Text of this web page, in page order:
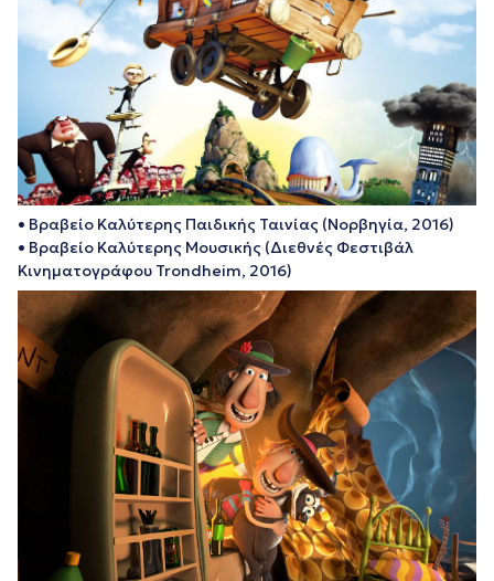
• Βραβείο Καλύτερης Παιδικής Ταινίας (Νορβηγία, 2016)
• Βραβείο Καλύτερης Μουσικής (Διεθνές Φεστιβάλ
Κινηματογράφου Trondheim, 2016)